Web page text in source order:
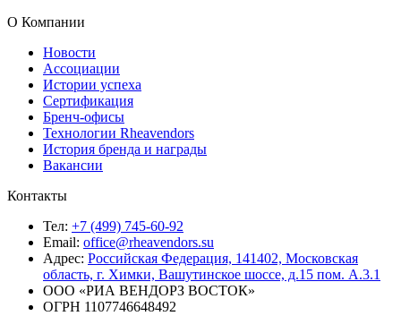
О Компании
Новости
Ассоциации
Истории успеха
Сертификация
Бренч-офисы
Технологии Rheavendors
История бренда и награды
Вакансии
Контакты
Тел: +7 (499) 745-60-92
Email: office@rheavendors.su
Адрес: Российская Федерация, 141402, Московская
область, г. Химки, Вашутинское шоссе, д.15 пом. А.3.1
ООО «РИА ВЕНДОРЗ ВОСТОК»
ОГРН 1107746648492